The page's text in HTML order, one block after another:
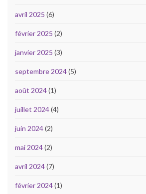
avril 2025 (6)
février 2025 (2)
janvier 2025 (3)
septembre 2024(5)
août 2024(1)
juillet 2024(4)
juin 2024(2)
mai 2024(2)
avril 2024(7)
février 2024(1)